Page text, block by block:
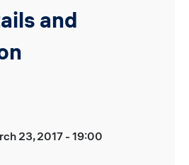
and
23, 2017 - 19:00